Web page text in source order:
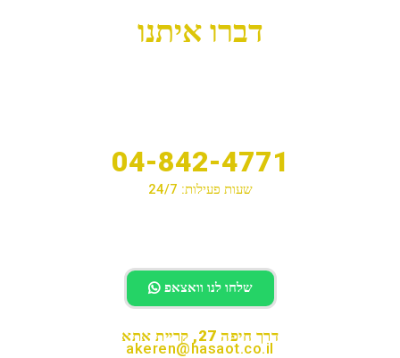
דברו איתנו
04-842-4771
שעות פעילות: 24/7
שלחו לנו וואצאפ
דרך חיפה 27, קריית אתא
akeren@hasaot.co.il